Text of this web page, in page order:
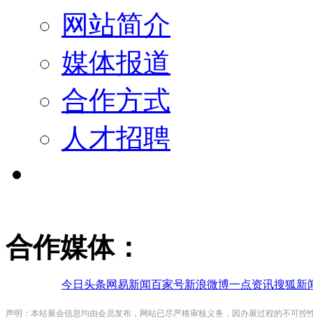
网站简介
媒体报道
合作方式
人才招聘
合作媒体：
今日头条网易新闻百家号新浪微博一点资讯搜狐新
声明：本站展会信息均由会员发布，网站已尽严格审核义务，因办展过程的不可